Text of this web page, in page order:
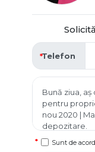
Telefon
Sunt de